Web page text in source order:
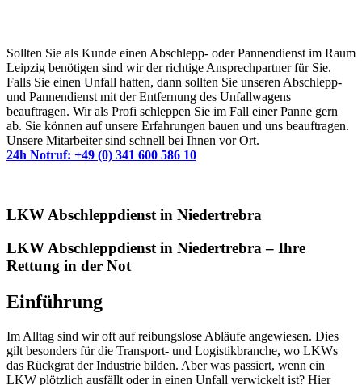
Sollten Sie als Kunde einen Abschlepp- oder Pannendienst im Raum
Leipzig benötigen sind wir der richtige Ansprechpartner für Sie.
Falls Sie einen Unfall hatten, dann sollten Sie unseren Abschlepp-
und Pannendienst mit der Entfernung des Unfallwagens
beauftragen. Wir als Profi schleppen Sie im Fall einer Panne gern
ab. Sie können auf unsere Erfahrungen bauen und uns beauftragen.
Unsere Mitarbeiter sind schnell bei Ihnen vor Ort.
24h Notruf: +49 (0) 341 600 586 10
LKW Abschleppdienst in Niedertrebra
LKW Abschleppdienst in Niedertrebra – Ihre
Rettung in der Not
Einführung
Im Alltag sind wir oft auf reibungslose Abläufe angewiesen. Dies
gilt besonders für die Transport- und Logistikbranche, wo LKWs
das Rückgrat der Industrie bilden. Aber was passiert, wenn ein
LKW plötzlich ausfällt oder in einen Unfall verwickelt ist? Hier